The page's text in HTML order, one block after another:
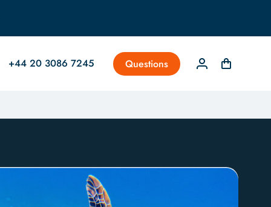
+44 20 3086 7245 Questions